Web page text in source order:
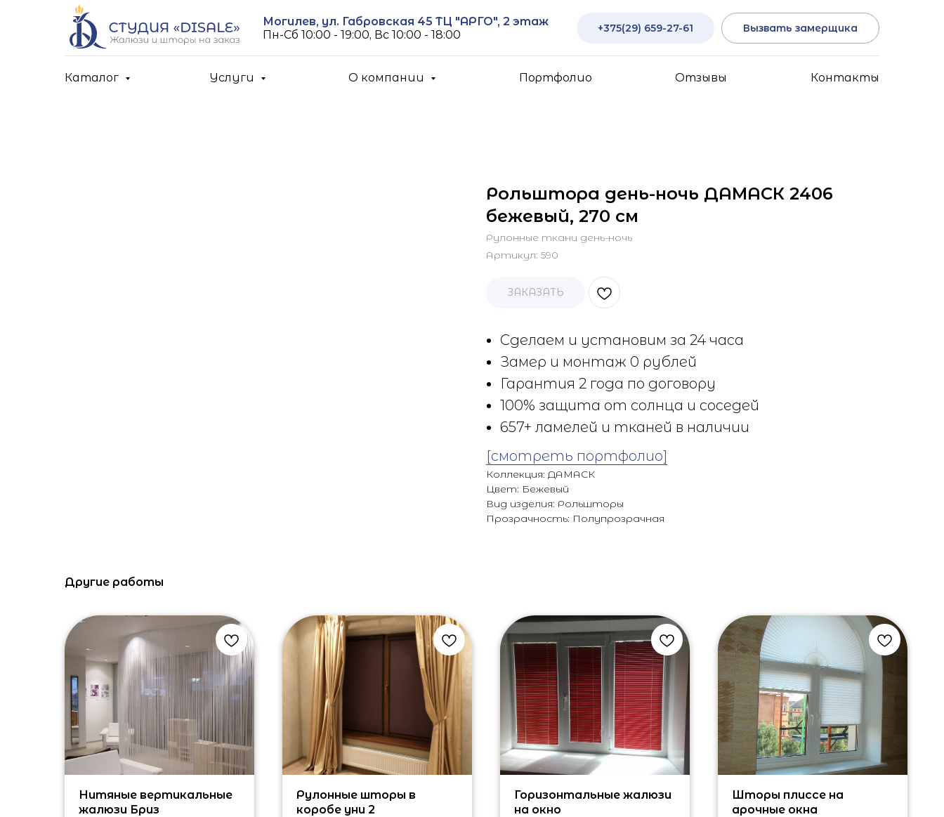
Могилев, ул. Габровская 45 ТЦ "АРГО", 2 этаж
Пн-Cб 10:00 - 19:00, Вс 10:00 - 18:00
+375(29) 659-27-61 Вызвать замерщика
Каталог Услуги О компании Портфолио Отзывы Контакты
Рольштора день-ночь ДАМАСК 2406
бежевый, 270 см
Рулонные ткани день-ночь
Артикул: 590
ЗАКАЗАТЬ
Сделаем и установим за 24 часа
Замер и монтаж 0 рублей
Гарантия 2 года по договору
100% защита от солнца и соседей
657+ ламелей и тканей в наличии
[смотреть портфолио]
Коллекция: ДАМАСК
Цвет: Бежевый
Вид изделия: Рольшторы
Прозрачность: Полупрозрачная
Другие работы
Нитяные вертикальные
жалюзи Бриз
Рулонные шторы в
коробе уни 2
Горизонтальные жалюзи
на окно
Шторы плиссе на
арочные окна